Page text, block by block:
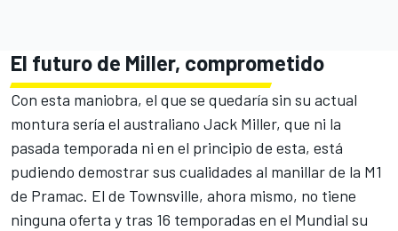
El futuro de Miller, comprometido
Con esta maniobra, el que se quedaría sin su actual
montura sería el australiano Jack Miller, que ni la
pasada temporada ni en el principio de esta, está
pudiendo demostrar sus cualidades al manillar de la M1
de Pramac. El de Townsville, ahora mismo, no tiene
ninguna oferta y tras 16 temporadas en el Mundial su